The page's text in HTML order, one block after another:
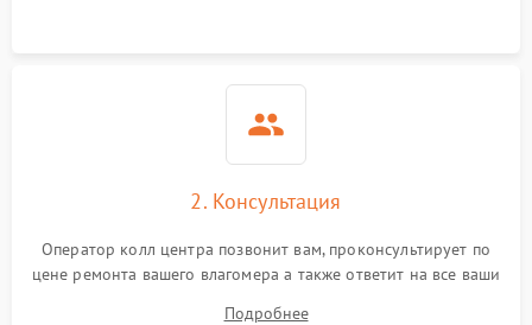
2. Консультация
Оператор колл центра позвонит вам, проконсультирует по
цене ремонта вашего влагомера а также ответит на все ваши
Подробнее